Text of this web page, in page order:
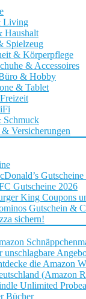
Living
Haushalt
Spielzeug
& Körperpflege
& Accessoires
& Hobby
& Tablet
Schmuck
& Versicherungen
Gutscheine
Gutscheine 2026
King Coupons
Gutschein &
sichern!
unschlagbare
die Amazon
(Amazon
Unlimited
Bücher